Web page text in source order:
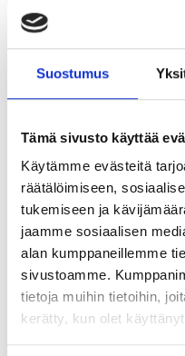
Suostumus
Tämä sivusto käyttää
Käytämme evästeitä
räätälöimiseen,
tukemiseen ja
jaamme sosiaalisen
alan kumppaneillemme
sivustoamme.
tietoja muihin tietoihin,
kerätty, kun olet